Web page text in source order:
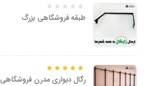
طبقه فروشگاهی بزرگ
امتیاز 5.00از 5
رگال دیواری مدرن فروشگاهی